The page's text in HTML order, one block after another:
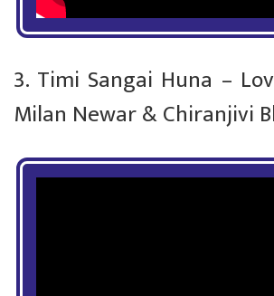
3. Timi Sangai Huna –
Milan Newar & Chiranjivi